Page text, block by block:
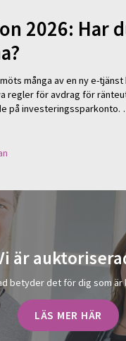
2026: Har
många av en ny e-
regler för avdrag för
på investeringssparkonto.
är
betyder det för dig som är
LÄS MER HÄR